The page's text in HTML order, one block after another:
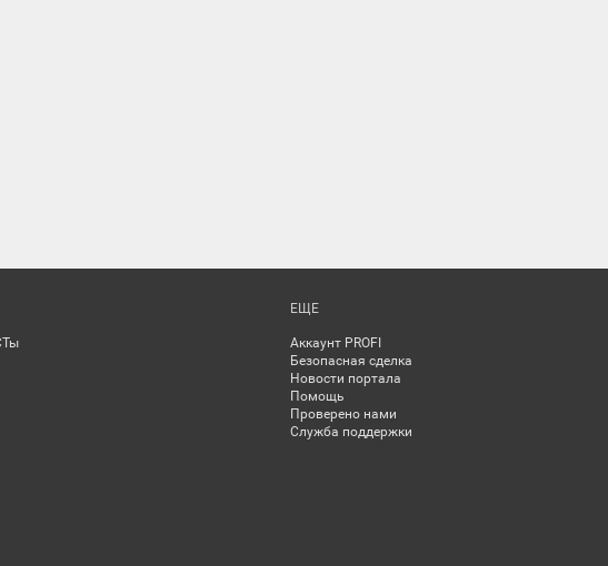
ЕЩЕ
Аккаунт PROFI
Безопасная сделка
Новости портала
Помощь
Проверено нами
Служба поддержки